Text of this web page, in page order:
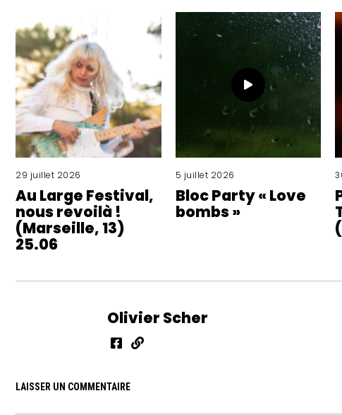
29 juillet 2026
Au Large Festival,
nous revoilà !
(Marseille, 13)
25.06
5 juillet 2026
Bloc Party « Love
bombs »
Olivier Scher
LAISSER UN COMMENTAIRE